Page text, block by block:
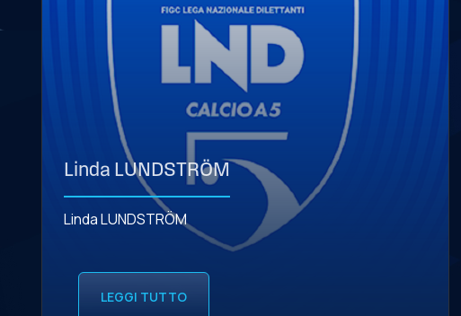
Linda LUNDSTRÖM
Linda LUNDSTRÖM
LEGGI TUTTO